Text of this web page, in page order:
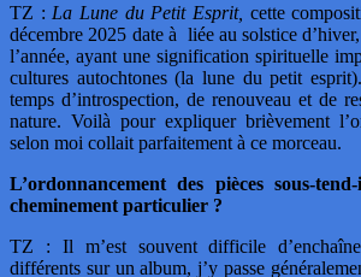
TZ : La Lune du Petit Esprit, cette
décembre 2025 date à liée au solstice
l’année, ayant une signification spirituelle
cultures autochtones (la lune du petit
temps d’introspection, de renouveau et de
nature. Voilà pour expliquer brièvement
selon moi collait parfaitement à ce morceau.
L’ordonnancement des pièces sous-
cheminement particulier ?
TZ : Il m’est souvent difficile
différents sur un album, j’y passe